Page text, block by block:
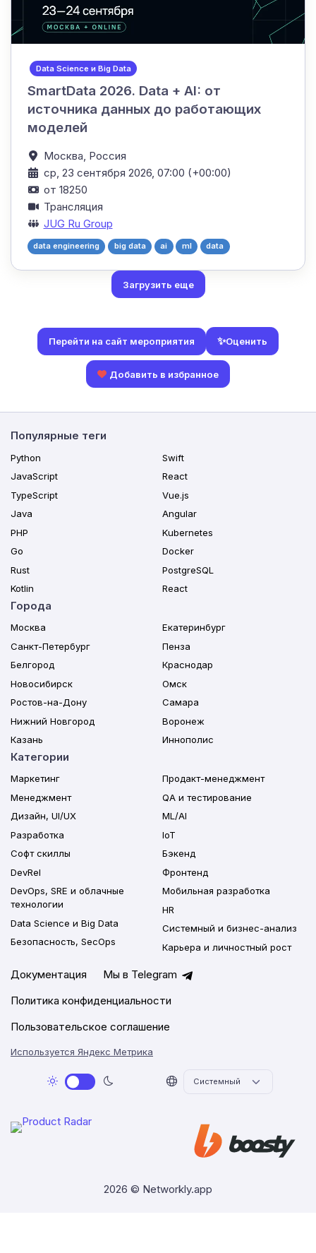
Data Science и Big Data
SmartData 2026. Data + AI: от
источника данных до работающих
моделей
Москва, Россия
ср, 23 сентября 2026, 07:00 (+00:00)
от 18250
Трансляция
JUG Ru Group
data engineering big data ai ml data
Загрузить еще
Перейти на сайт мероприятия ✨Оценить
Добавить в избранное
Популярные теги
Python
JavaScript
TypeScript
Java
PHP
Go
Rust
Kotlin
Swift
React
Vue.js
Angular
Kubernetes
Docker
PostgreSQL
React
Города
Москва
Санкт-Петербург
Белгород
Новосибирск
Ростов-на-Дону
Нижний Новгород
Казань
Екатеринбург
Пенза
Краснодар
Омск
Самара
Воронеж
Иннополис
Категории
Маркетинг
Менеджмент
Дизайн, UI/UX
Разработка
Софт скиллы
DevRel
DevOps, SRE и облачные
технологии
Data Science и Big Data
Безопасность, SecOps
Продакт-менеджмент
QA и тестирование
ML/AI
IoT
Бэкенд
Фронтенд
Мобильная разработка
HR
Системный и бизнес-анализ
Карьера и личностный рост
Документация
Мы в Telegram
Политика конфиденциальности
Пользовательское соглашение
Используется Яндекс Метрика
2026 © Networkly.app